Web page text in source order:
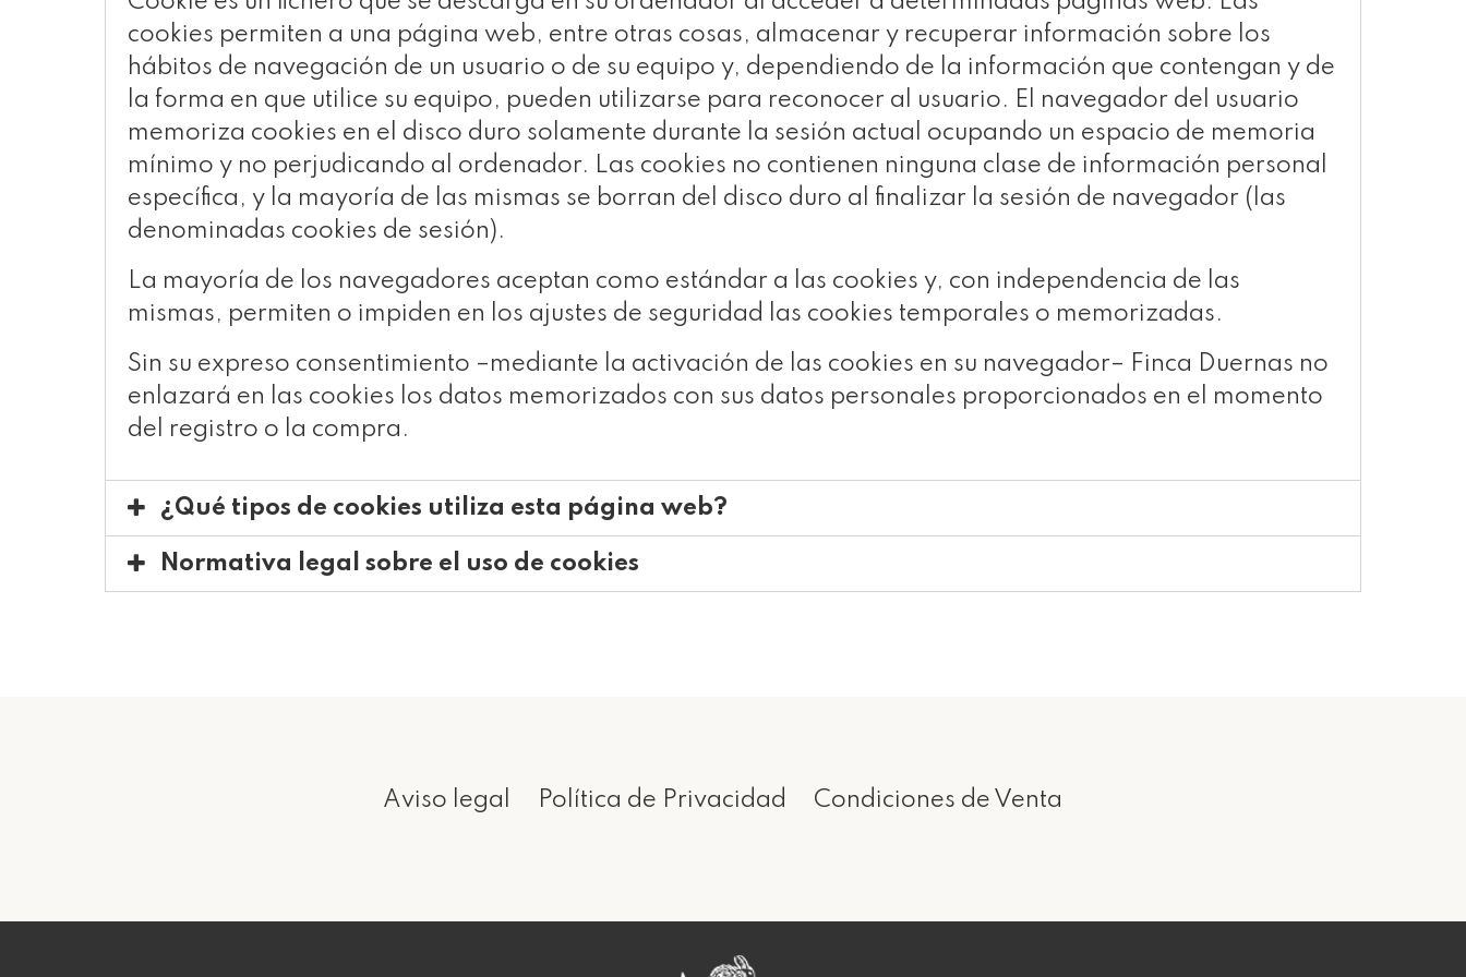
cookies permiten a una página web, entre otras cosas, almacenar y recuperar información sobre los
hábitos de navegación de un usuario o de su equipo y, dependiendo de la información que contengan y de
la forma en que utilice su equipo, pueden utilizarse para reconocer al usuario. El navegador del usuario
memoriza cookies en el disco duro solamente durante la sesión actual ocupando un espacio de memoria
mínimo y no perjudicando al ordenador. Las cookies no contienen ninguna clase de información personal
específica, y la mayoría de las mismas se borran del disco duro al finalizar la sesión de navegador (las
denominadas cookies de sesión).
La mayoría de los navegadores aceptan como estándar a las cookies y, con independencia de las
mismas, permiten o impiden en los ajustes de seguridad las cookies temporales o memorizadas.
Sin su expreso consentimiento –mediante la activación de las cookies en su navegador– Finca Duernas no
enlazará en las cookies los datos memorizados con sus datos personales proporcionados en el momento
del registro o la compra.
¿Qué tipos de cookies utiliza esta página web?
Normativa legal sobre el uso de cookies
Aviso legal Política de Privacidad Condiciones de Venta